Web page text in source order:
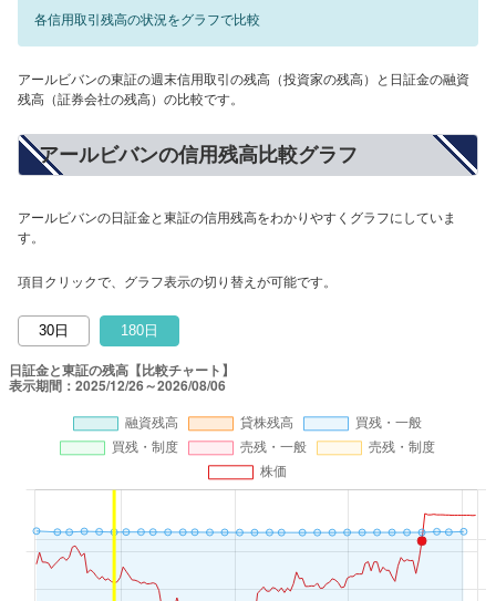
各信用取引残高の状況をグラフで比較
アールビバンの東証の週末信用取引の残高（投資家の残高）と日証金の融資
残高（証券会社の残高）の比較です。
アールビバンの信用残高比較グラフ
アールビバンの日証金と東証の信用残高をわかりやすくグラフにしていま
す。
項目クリックで、グラフ表示の切り替えが可能です。
30日 180日